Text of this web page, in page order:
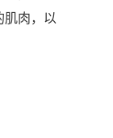
肌肉，以